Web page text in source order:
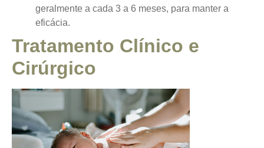
geralmente a cada 3 a 6 meses, para manter a
eficácia.
Tratamento Clínico e
Cirúrgico